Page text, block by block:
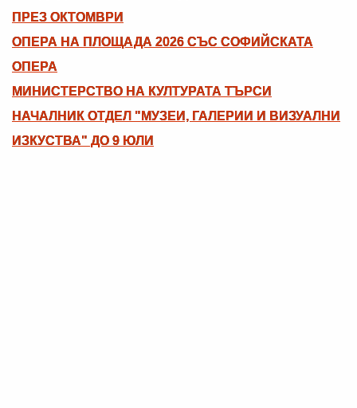
ПРЕЗ ОКТОМВРИ
ОПЕРА НА ПЛОЩАДА 2026 СЪС СОФИЙСКАТА
ОПЕРА
МИНИСТЕРСТВО НА КУЛТУРАТА ТЪРСИ
НАЧАЛНИК ОТДЕЛ "МУЗЕИ, ГАЛЕРИИ И ВИЗУАЛНИ
ИЗКУСТВА" ДО 9 ЮЛИ